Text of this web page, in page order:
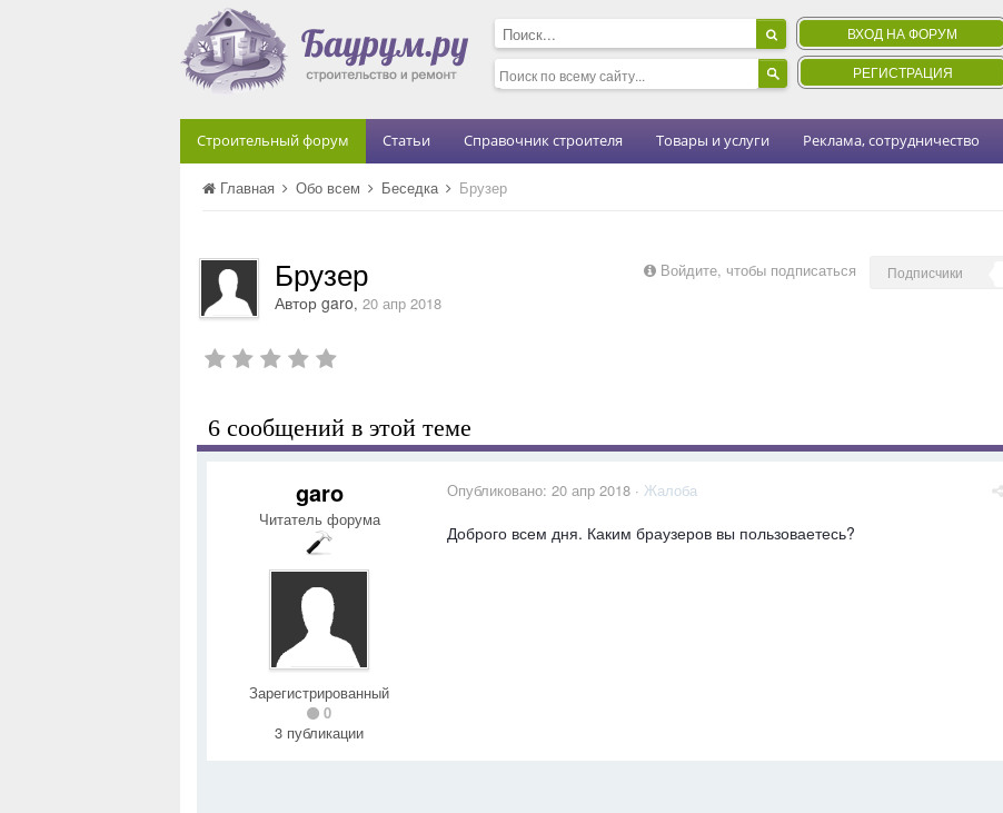
ВХОД НА ФОРУМ
РЕГИСТРАЦИЯ
Строительный форум Статьи Справочник строителя Товары и услуги Реклама, сотрудничество
Главная Обо всем Беседка Брузер
Войдите, чтобы подписаться Подписчики
Брузер
Автор garo, 20 апр 2018
6 сообщений в этой теме
garo
Читатель форума
Зарегистрированный
0
3 публикации
Опубликовано: 20 апр 2018 · Жалоба
Доброго всем дня. Каким браузеров вы пользоваетесь?